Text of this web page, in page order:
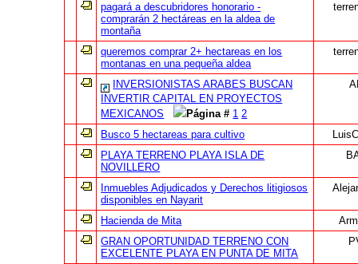
pagará a descubridores honorario -
comprarán 2 hectáreas en la aldea de
montaña
queremos comprar 2+ hectareas en los
montanas en una pequeña aldea
INVERSIONISTAS ARABES BUSCAN
INVERTIR CAPITAL EN PROYECTOS
MEXICANOS
Página # 1 2
Busco 5 hectareas para cultivo
PLAYA TERRENO PLAYA ISLA DE
NOVILLERO
Inmuebles Adjudicados y Derechos litigiosos
disponibles en Nayarit
Hacienda de Mita
GRAN OPORTUNIDAD TERRENO CON
EXCELENTE PLAYA EN PUNTA DE MITA